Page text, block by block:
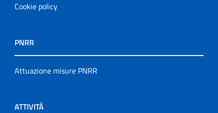
Cookie policy
PNRR
Attuazione misure PNRR
ATTIVITÀ